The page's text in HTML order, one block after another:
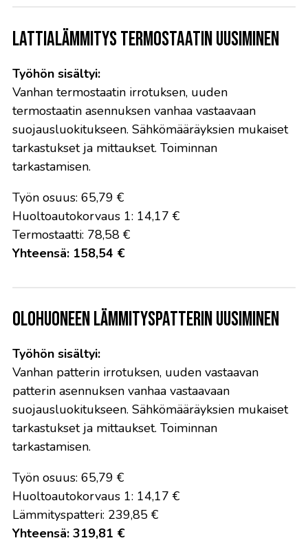
Lattialämmitys termostaatin uusiminen
Työhön sisältyi:
Vanhan termostaatin irrotuksen, uuden
termostaatin asennuksen vanhaa vastaavaan
suojausluokitukseen. Sähkömääräyksien mukaiset
tarkastukset ja mittaukset. Toiminnan
tarkastamisen.
Työn osuus: 65,79 €
Huoltoautokorvaus 1: 14,17 €
Termostaatti: 78,58 €
Yhteensä: 158,54 €
Olohuoneen lämmityspatterin uusiminen
Työhön sisältyi:
Vanhan patterin irrotuksen, uuden vastaavan
patterin asennuksen vanhaa vastaavaan
suojausluokitukseen. Sähkömääräyksien mukaiset
tarkastukset ja mittaukset. Toiminnan
tarkastamisen.
Työn osuus: 65,79 €
Huoltoautokorvaus 1: 14,17 €
Lämmityspatteri: 239,85 €
Yhteensä: 319,81 €